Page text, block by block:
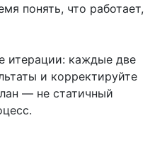
понять, что работает,
итерации: каждые две
и корректируйте
— не статичный